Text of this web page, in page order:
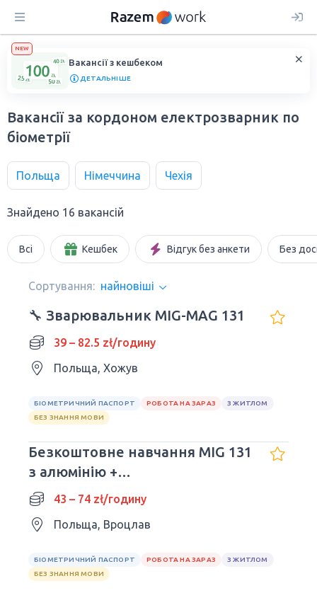
NEW
Вакансії з кешбеком
ДЕТАЛЬНІШЕ
Вакансії за кордоном електрозварник по
біометрії
Польща Німеччина Чехія
Знайдено 16 вакансій
Всі Кешбек Відгук без анкети Без
Сортування: найновіші
🔧 Зварювальник MIG-MAG 131
39 – 82.5 zł/годину
Польща, Хожув
БІОМЕТРИЧНИЙ ПАСПОРТ РОБОТА НА ЗАРАЗ
З ЖИТЛОМ
БЕЗ ЗНАННЯ МОВИ
Безкоштовне навчання MIG 131
з алюмінію +
працевлаштування!
43 – 74 zł/годину
Польща, Вроцлав
БІОМЕТРИЧНИЙ ПАСПОРТ РОБОТА НА ЗАРАЗ
З ЖИТЛОМ
БЕЗ ЗНАННЯ МОВИ